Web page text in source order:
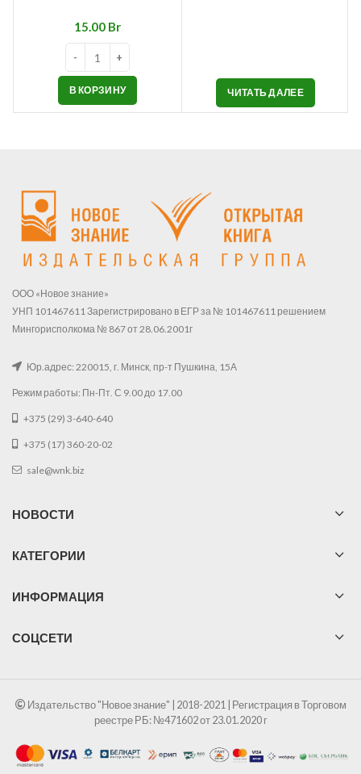
Br
В КОРЗИНУ ЧИТАТЬ ДАЛЕЕ
ООО «Новое знание»
УНП 101467611 Зарегистрировано в ЕГР за № 101467611 решением
Мингорисполкома № 867 от 28.06.2001г
Юр.адрес: 220015, г. Минск, пр-т Пушкина, 15А
Режим работы: Пн-Пт. С 9.00 до 17.00
+375 (29) 3-640-640
+375 (17) 360-20-02
sale@wnk.biz
НОВОСТИ
КАТЕГОРИИ
ИНФОРМАЦИЯ
СОЦСЕТИ
Издательство "Новое знание" | 2018-2021 | Регистрация в Торговом
реестре РБ: №471602 от 23.01.2020 г